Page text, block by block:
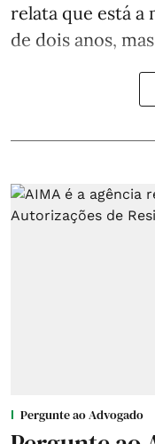
relata que está a
de dois anos,
Pergunte ao Advogado